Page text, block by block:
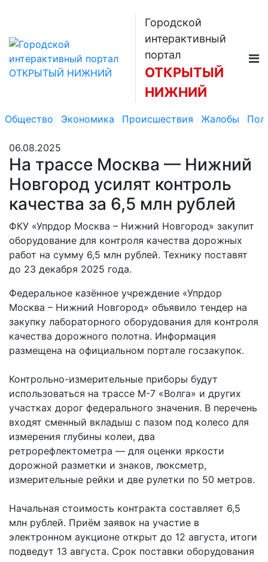
Городской
интерактивный
портал
ОТКРЫТЫЙ
НИЖНИЙ
Общество Экономика Происшествия Жалобы
06.08.2025
На трассе Москва — Нижний
Новгород усилят контроль
качества за 6,5 млн рублей
ФКУ «Упрдор Москва – Нижний Новгород» закупит
оборудование для контроля качества дорожных
работ на сумму 6,5 млн рублей. Технику поставят
до 23 декабря 2025 года.
Федеральное казённое учреждение «Упрдор
Москва – Нижний Новгород» объявило тендер на
закупку лабораторного оборудования для контроля
качества дорожного полотна. Информация
размещена на официальном портале госзакупок.
Контрольно-измерительные приборы будут
использоваться на трассе М-7 «Волга» и других
участках дорог федерального значения. В перечень
входят сменный вкладыш с пазом под колесо для
измерения глубины колеи, два
ретрорефлектометра — для оценки яркости
дорожной разметки и знаков, люксметр,
измерительные рейки и две рулетки по 50 метров.
Начальная стоимость контракта составляет 6,5
млн рублей. Приём заявок на участие в
электронном аукционе открыт до 12 августа, итоги
подведут 13 августа. Срок поставки оборудования